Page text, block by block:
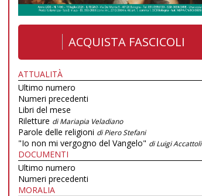
ACQUISTA FASCICOLI
ATTUALITÀ
Ultimo numero
Numeri precedenti
Libri del mese
Riletture di Mariapia Veladiano
Parole delle religioni di Piero Stefani
"Io non mi vergogno del Vangelo" di Luigi Accattoli
DOCUMENTI
Ultimo numero
Numeri precedenti
MORALIA